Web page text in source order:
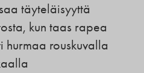
täyteläisyyttä
kun taas rapea
rouskuvalla